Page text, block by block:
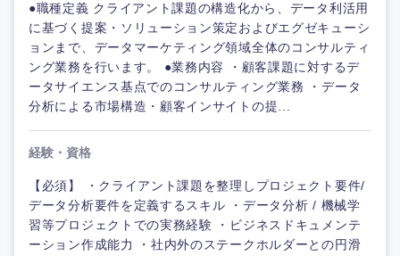
●職種定義 クライアント課題の構造化から、データ利活用
に基づく提案・ソリューション策定およびエグゼキューシ
ョンまで、データマーケティング領域全体のコンサルティ
ング業務を行います。 ●業務内容 ・顧客課題に対するデ
ータサイエンス基点でのコンサルティング業務 ・データ
分析による市場構造・顧客インサイトの提...
経験・資格
【必須】 ・クライアント課題を整理しプロジェクト要件/
データ分析要件を定義するスキル ・データ分析 / 機械学
習等プロジェクトでの実務経験 ・ビジネスドキュメンテ
ーション作成能力 ・社内外のステークホルダーとの円滑